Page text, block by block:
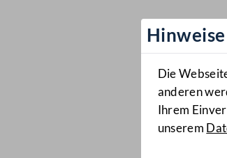
Die
anderen
Ihrem
unserem